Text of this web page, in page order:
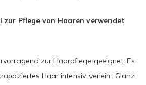
zur Pflege von Haaren verwendet
zur Haarpflege geeignet. Es
Haar intensiv, verleiht Glanz